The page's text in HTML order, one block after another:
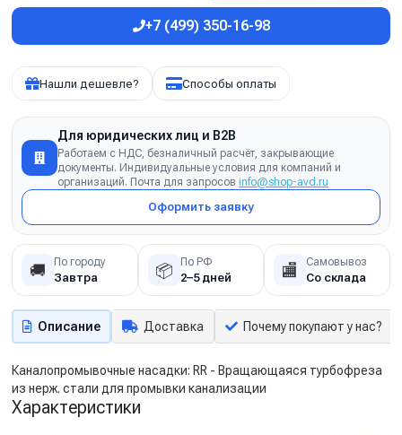
+7 (499) 350-16-98
Нашли дешевле? Способы оплаты
Для юридических лиц и B2B
Работаем с НДС, безналичный расчёт, закрывающие
документы. Индивидуальные условия для компаний и
организаций. Почта для запросов info@shop-avd.ru
Оформить заявку
🚚 По городу
Завтра 📦 По РФ
2–5 дней 🏬 Самовывоз
Со склада
Описание Доставка Почему покупают у нас?
Каналопромывочные насадки: RR - Вращающаяся турбофреза
из нерж. стали для промывки канализации
Характеристики